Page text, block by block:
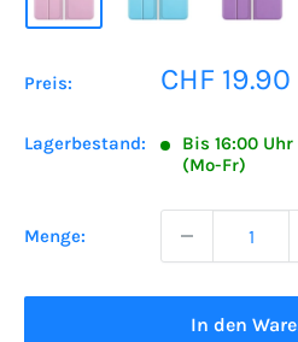
Preis: CHF 19.90
Lagerbestand:
Bis 16:00
(Mo-Fr)
Menge:
In den